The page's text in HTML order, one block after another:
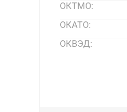
ОКТМО:
ОКАТО:
ОКВЭД: